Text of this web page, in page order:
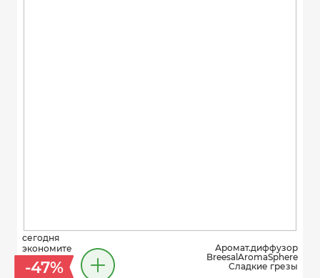
сегодня
экономите
-47%
Аромат.диффузор
BreesalAromаSphere
Сладкие грезы